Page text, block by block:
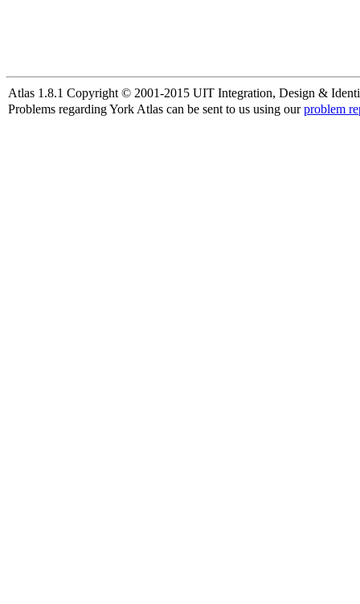
Atlas 1.8.1 Copyright © 2001-2015 UIT Integration, Design &
Problems regarding York Atlas can be sent to us using ourproblem